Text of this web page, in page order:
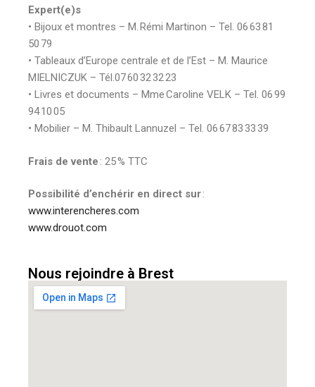
Expert(e)s
• Bijoux et montres – M. Rémi Martinon – Tel. 06 63 81
50 79
• Tableaux d’Europe centrale et de l’Est – M. Maurice
MIELNICZUK – Tél.07 60 32 32 23
• Livres et documents – Mme Caroline VELK – Tel. 06 99
94 10 05
• Mobilier – M. Thibault Lannuzel – Tel. 06 67 83 33 39
Frais de vente : 25 % TTC
Possibilité d’enchérir en direct sur:
www.interencheres.com
www.drouot.com
Nous rejoindre à Brest